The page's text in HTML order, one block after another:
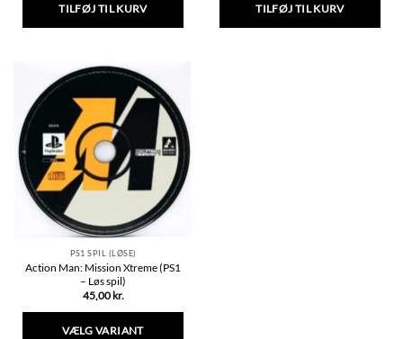
TILFØJ TIL KURV TILFØJ TIL KURV
PS1 SPIL (LØSE)
Action Man: Mission Xtreme (PS1
– Løs spil)
45,00 kr.
VÆLG VARIANT